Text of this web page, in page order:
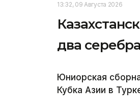
13:32, 09 Августа 2026
два
Юниорская
Кубка Азии в